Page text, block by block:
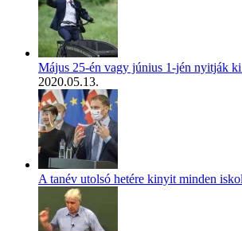
Május 25-én vagy június 1-jén nyitják
2020.05.13.
A tanév utolsó hetére kinyit minden